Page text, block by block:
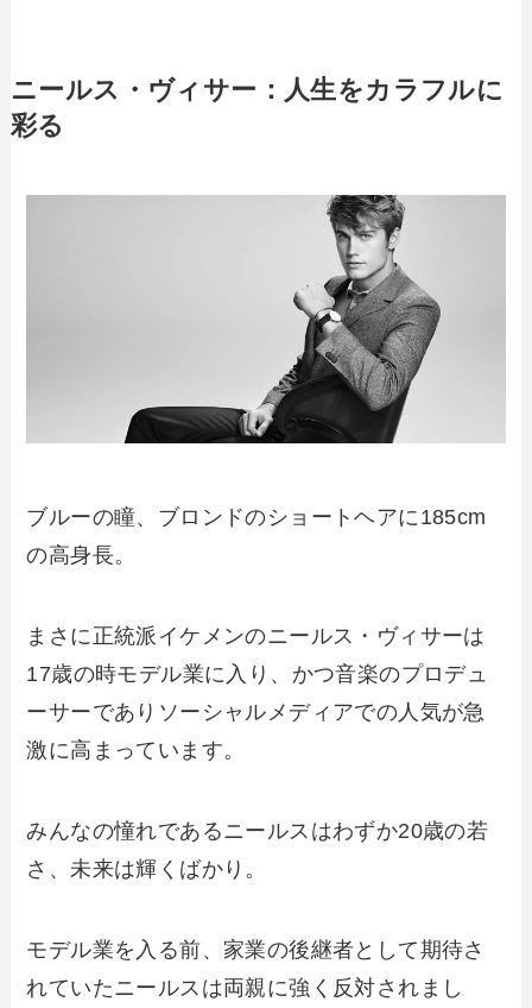
ニールス・ヴィサー：人生をカラフルに
彩る
ブルーの瞳、ブロンドのショートヘアに185cm
の高身長。
まさに正統派イケメンのニールス・ヴィサーは
17歳の時モデル業に入り、かつ音楽のプロデュ
ーサーでありソーシャルメディアでの人気が急
激に高まっています。
みんなの憧れであるニールスはわずか20歳の若
さ、未来は輝くばかり。
モデル業を入る前、家業の後継者として期待さ
れていたニールスは両親に強く反対されまし